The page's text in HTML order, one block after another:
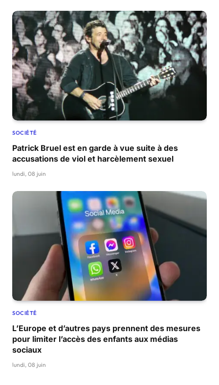
SOCIÉTÉ
Patrick Bruel est en garde à vue suite à des
accusations de viol et harcèlement sexuel
lundi, 08 juin
SOCIÉTÉ
L’Europe et d’autres pays prennent des mesures
pour limiter l’accès des enfants aux médias
sociaux
lundi, 08 juin